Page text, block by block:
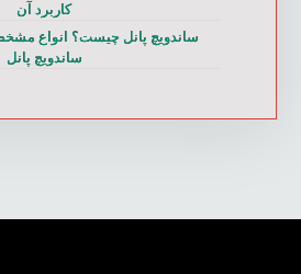
کاربرد آن
ساندویچ پانل چیست؟ انواع
ساندویچ پانل